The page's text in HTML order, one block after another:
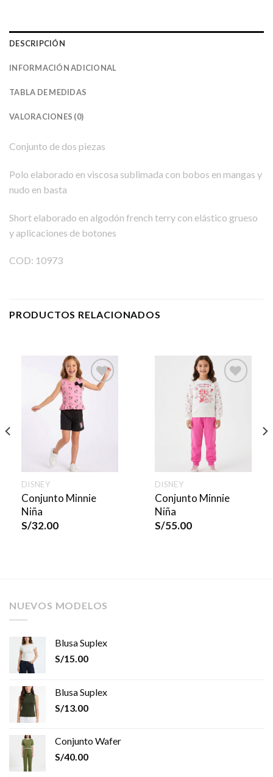
DESCRIPCIÓN
INFORMACIÓN ADICIONAL
TABLA DE MEDIDAS
VALORACIONES (0)
Conjunto de dos piezas
Polo elaborado en viscosa sublimada con bobos en mangas y
nudo en basta
Short elaborado en algodón french terry con elástico grueso
y aplicaciones de botones
COD: 10973
PRODUCTOS RELACIONADOS
DISNEY
Conjunto Minnie
Niña
S/32.00
DISNEY
Conjunto Minnie
Niña
S/55.00
NUEVOS MODELOS
Blusa Suplex
S/15.00
Blusa Suplex
S/13.00
Conjunto Wafer
S/40.00